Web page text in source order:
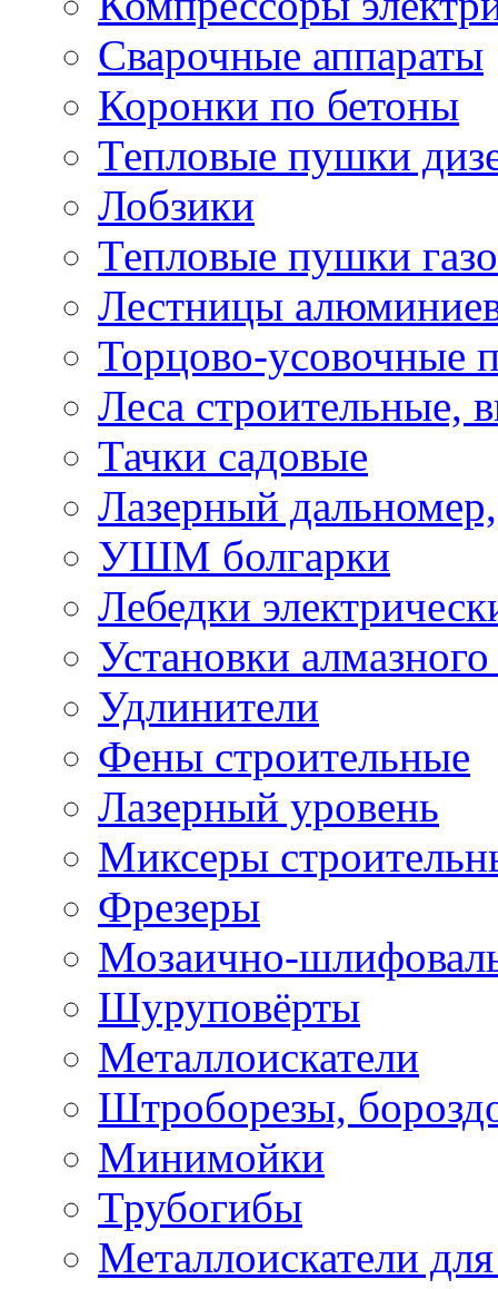
Сварочные аппараты
Коронки по бетоны
Тепловые пушки
Лобзики
Тепловые пушки
Лестницы
Торцово-усовочные
Леса строительные,
Тачки садовые
Лазерный дальномер,
УШМ болгарки
Лебедки
Установки
Удлинители
Фены строительные
Лазерный уровень
Миксеры
Фрезеры
Мозаично-
Шуруповёрты
Металлоискатели
Штроборезы,
Минимойки
Трубогибы
Металлоискатели